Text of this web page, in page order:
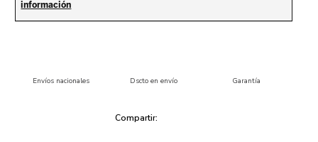
Envíos nacionales Dscto en envío Garantía